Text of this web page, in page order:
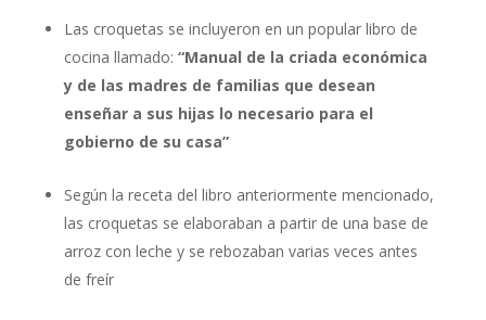
Las croquetas se incluyeron en un popular libro de
cocina llamado: “Manual de la criada económica
y de las madres de familias que desean
enseñar a sus hijas lo necesario para el
gobierno de su casa”
Según la receta del libro anteriormente mencionado,
las croquetas se elaboraban a partir de una base de
arroz con leche y se rebozaban varias veces antes
de freír